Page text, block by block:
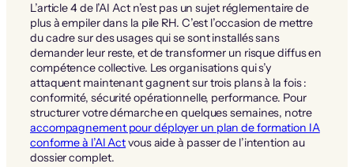
L’article 4 de l’AI Act n’est pas un sujet réglementaire de
plus à empiler dans la pile RH. C’est l’occasion de mettre
du cadre sur des usages qui se sont installés sans
demander leur reste, et de transformer un risque diffus en
compétence collective. Les organisations qui s’y
attaquent maintenant gagnent sur trois plans à la fois :
conformité, sécurité opérationnelle, performance. Pour
structurer votre démarche en quelques semaines, notre
accompagnement pour déployer un plan de formation IA
conforme à l’AI Actvous aide à passer de l’intention au
dossier complet.